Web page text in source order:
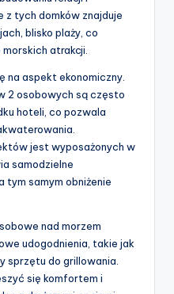
z tych domków znajduje
blisko plaży, co
atrakcji.
na aspekt ekonomiczny.
2 osobowych są często
hoteli, co pozwala
jest wyposażonych w
samodzielne
tym samym obniżenie
nad morzem
udogodnienia, takie jak
sprzętu do grillowania.
się komfortem i